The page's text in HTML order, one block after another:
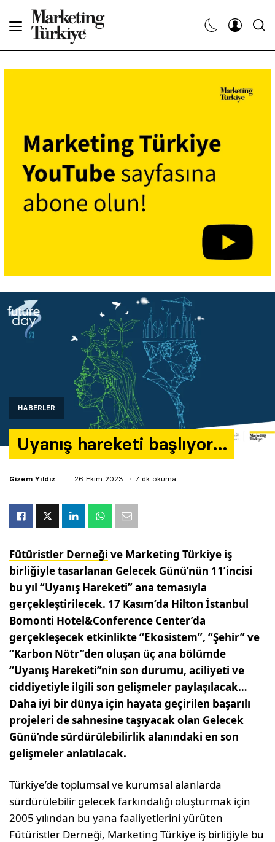
HABERLER
Uyanış hareketi başlıyor…
Gizem Yıldız 26 Ekim 2023 7 dk okuma
Fütüristler Derneği ve Marketing Türkiye iş
birliğiyle tasarlanan Gelecek Günü’nün 11’incisi
bu yıl “Uyanış Hareketi” ana temasıyla
gerçekleştirilecek. 17 Kasım’da Hilton İstanbul
Bomonti Hotel&Conference Center’da
gerçekleşecek etkinlikte “Ekosistem”, “Şehir” ve
“Karbon Nötr”den oluşan üç ana bölümde
“Uyanış Hareketi”nin son durumu, aciliyeti ve
ciddiyetiyle ilgili son gelişmeler paylaşılacak…
Daha iyi bir dünya için hayata geçirilen başarılı
projeleri de sahnesine taşıyacak olan Gelecek
Günü’nde sürdürülebilirlik alanındaki en son
gelişmeler anlatılacak.
Türkiye’de toplumsal ve kurumsal alanlarda
sürdürülebilir gelecek farkındalığı oluşturmak için
2005 yılından bu yana faaliyetlerini yürüten
Fütüristler Derneği, Marketing Türkiye iş birliğiyle bu
Dergiler
Etkinlikler
Araştırma